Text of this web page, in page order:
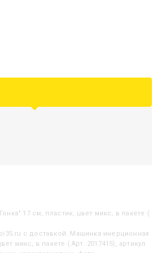
с доставкой. Машинка инерционная
микс, в пакете ( Арт. 2017415), артикул